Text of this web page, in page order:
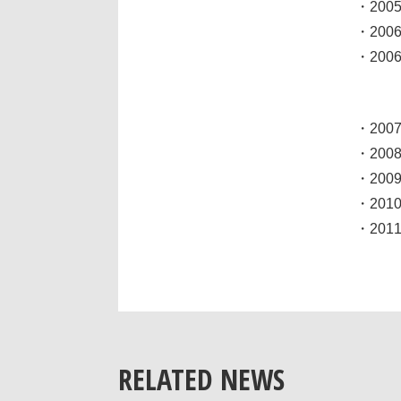
・
・
・
・
・
・
・
・
RELATED NEWS